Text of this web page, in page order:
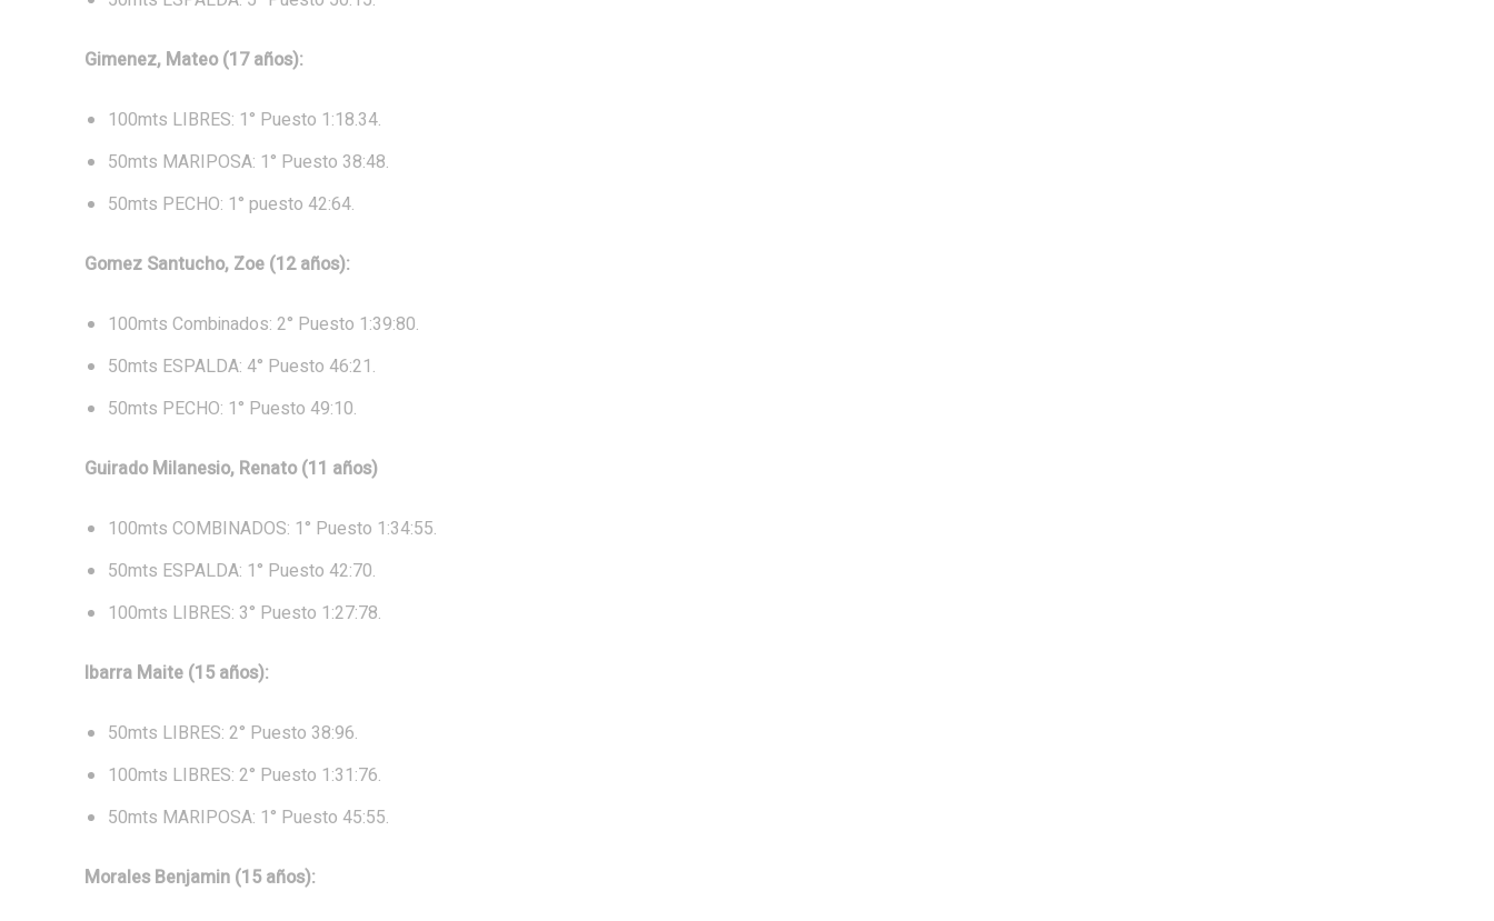
Gimenez, Mateo (17 años):
100mts LIBRES: 1° Puesto 1:18.34.
50mts MARIPOSA: 1° Puesto 38:48.
50mts PECHO: 1° puesto 42:64.
Gomez Santucho, Zoe (12 años):
100mts Combinados: 2° Puesto 1:39:80.
50mts ESPALDA: 4° Puesto 46:21.
50mts PECHO: 1° Puesto 49:10.
Guirado Milanesio, Renato (11 años)
100mts COMBINADOS: 1° Puesto 1:34:55.
50mts ESPALDA: 1° Puesto 42:70.
100mts LIBRES: 3° Puesto 1:27:78.
Ibarra Maite (15 años):
50mts LIBRES: 2° Puesto 38:96.
100mts LIBRES: 2° Puesto 1:31:76.
50mts MARIPOSA: 1° Puesto 45:55.
Morales Benjamin (15 años):